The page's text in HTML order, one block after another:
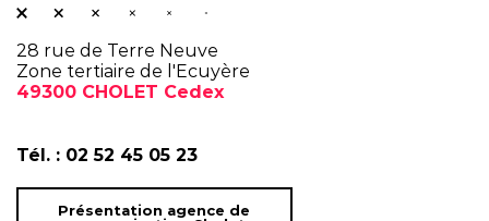
28 rue de Terre Neuve
Zone tertiaire de l'Ecuyère
49300 CHOLET Cedex
Tél. : 02 52 45 05 23
Présentation agence de